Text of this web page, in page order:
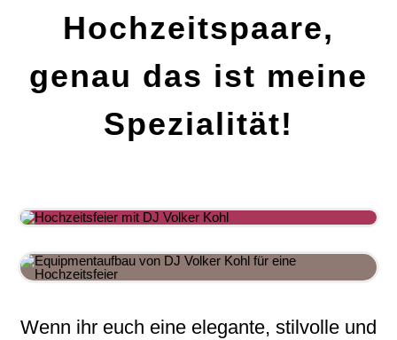
Hochzeitspaare,
genau das ist meine
Spezialität!
Wenn ihr euch eine elegante, stilvolle und